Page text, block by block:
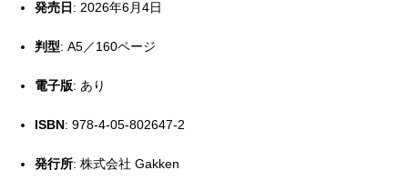
発売日 : 2026年6月4日
判型: A5／160ページ
電子版: あり
ISBN: 978-4-05-802647-2
発行所: 株式会社 Gakken